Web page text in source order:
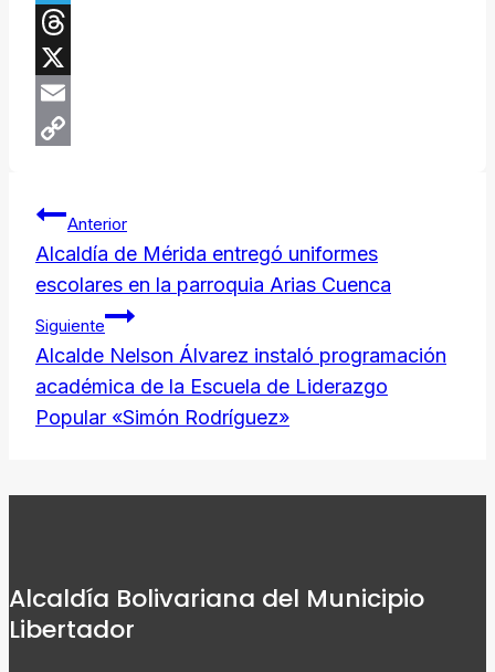
Telegram
Threads
X
Email
Navegación
de
entradas
Anterior
Alcaldía de Mérida entregó uniformes
escolares en la parroquia Arias Cuenca
Siguiente
Alcalde Nelson Álvarez instaló programación
académica de la Escuela de Liderazgo
Popular «Simón Rodríguez»
Alcaldía Bolivariana del Municipio
Libertador